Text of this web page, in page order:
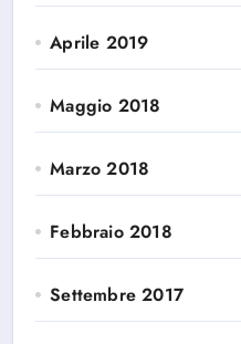
Aprile 2019
Maggio 2018
Marzo 2018
Febbraio 2018
Settembre 2017